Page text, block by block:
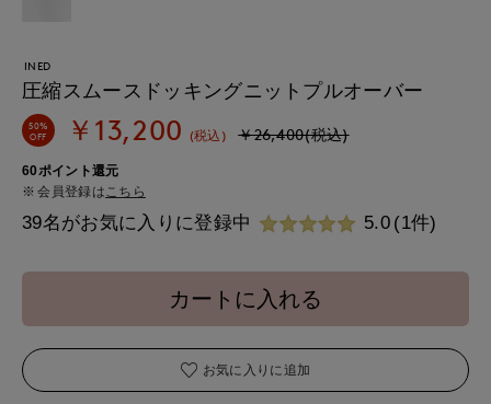
INED
圧縮スムースドッキングニットプルオーバー
50%
OFF
￥13,200 (税込) ￥26,400(税込)
60ポイント還元
会員登録は こちら
39名がお気に入りに登録中 5.0 (1件)
カートに入れる
お気に入りに追加